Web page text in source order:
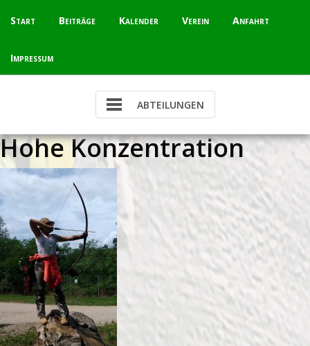
Start Beiträge Kalender Verein Anfahrt
Impressum
Hohe Konzentration